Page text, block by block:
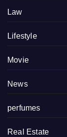
Law
Lifestyle
Movie
News
perfumes
Real Estate